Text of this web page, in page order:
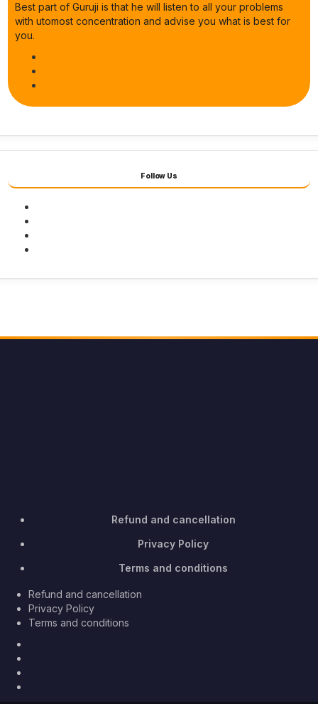
Best part of Guruji is that he will listen to all your problems
with utomost concentration and advise you what is best for
you.
Follow Us
Refund and cancellation
Privacy Policy
Terms and conditions
Refund and cancellation
Privacy Policy
Terms and conditions